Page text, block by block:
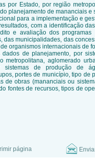
por Estado, por região
planejamento de mananciais e
para a implementação e
com a identificação
e avaliação dos programas
das municipalidades, das
organismos internacionais de
de planejamento, por
metropolitana, aglomerado
sistemas de produção de
portes de município, tipo de
de obras (mananciais ou
fontes de recursos, tipos de
página